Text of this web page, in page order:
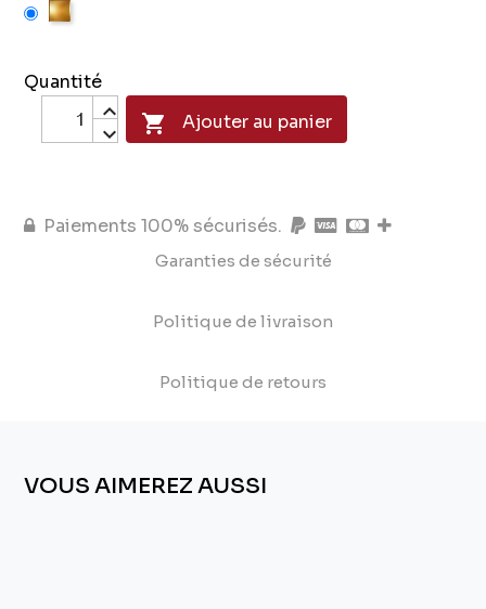
Or
Quantité
 Ajouter au panier
Paiements 100% sécurisés.
Garanties de sécurité
Politique de livraison
Politique de retours
VOUS AIMEREZ AUSSI